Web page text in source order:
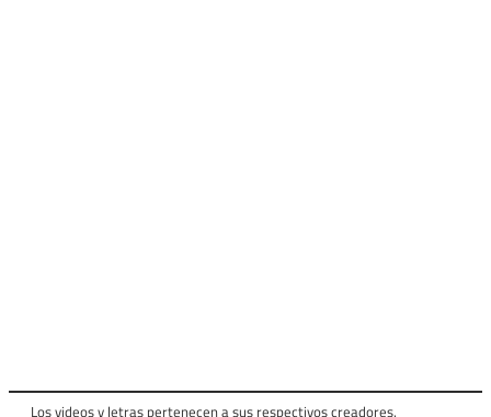
Los videos y letras pertenecen a sus respectivos creadores.